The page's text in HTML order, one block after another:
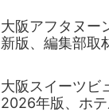
大阪アフタヌー
新版、編集部取
大阪スイーツビ
2026年版、ホ